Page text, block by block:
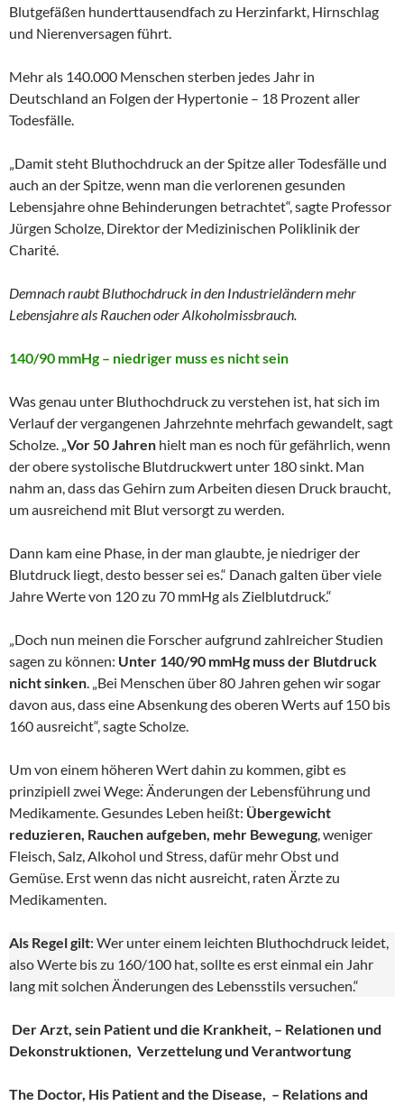
Blutgefäßen hunderttausendfach zu Herzinfarkt, Hirnschlag
und Nierenversagen führt.
Mehr als 140.000 Menschen sterben jedes Jahr in
Deutschland an Folgen der Hypertonie – 18 Prozent aller
Todesfälle.
„Damit steht Bluthochdruck an der Spitze aller Todesfälle und
auch an der Spitze, wenn man die verlorenen gesunden
Lebensjahre ohne Behinderungen betrachtet“, sagte Professor
Jürgen Scholze, Direktor der Medizinischen Poliklinik der
Charité.
Demnach raubt Bluthochdruck in den Industrieländern mehr
Lebensjahre als Rauchen oder Alkoholmissbrauch.
140/90 mmHg – niedriger muss es nicht sein
Was genau unter Bluthochdruck zu verstehen ist, hat sich im
Verlauf der vergangenen Jahrzehnte mehrfach gewandelt, sagt
Scholze. „Vor 50 Jahren hielt man es noch für gefährlich, wenn
der obere systolische Blutdruckwert unter 180 sinkt. Man
nahm an, dass das Gehirn zum Arbeiten diesen Druck braucht,
um ausreichend mit Blut versorgt zu werden.
Dann kam eine Phase, in der man glaubte, je niedriger der
Blutdruck liegt, desto besser sei es.“ Danach galten über viele
Jahre Werte von 120 zu 70 mmHg als Zielblutdruck.“
„Doch nun meinen die Forscher aufgrund zahlreicher Studien
sagen zu können: Unter 140/90 mmHg muss der Blutdruck
nicht sinken. „Bei Menschen über 80 Jahren gehen wir sogar
davon aus, dass eine Absenkung des oberen Werts auf 150 bis
160 ausreicht“, sagte Scholze.
Um von einem höheren Wert dahin zu kommen, gibt es
prinzipiell zwei Wege: Änderungen der Lebensführung und
Medikamente. Gesundes Leben heißt: Übergewicht
reduzieren, Rauchen aufgeben, mehr Bewegung, weniger
Fleisch, Salz, Alkohol und Stress, dafür mehr Obst und
Gemüse. Erst wenn das nicht ausreicht, raten Ärzte zu
Medikamenten.
Als Regel gilt: Wer unter einem leichten Bluthochdruck leidet,
also Werte bis zu 160/100 hat, sollte es erst einmal ein Jahr
lang mit solchen Änderungen des Lebensstils versuchen.“
Der Arzt, sein Patient und die Krankheit, – Relationen und
Dekonstruktionen, Verzettelung und Verantwortung
The Doctor, His Patient and the Disease, – Relations and